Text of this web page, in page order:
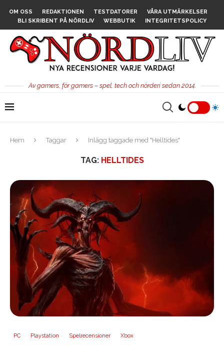
OM OSS REDAKTIONEN TESTDATORER
VÅRA UTMÄRKELSER
BLI SKRIBENT PÅ NÖRDLIV
WEBBUTIK INTEGRITETSPOLICY
Av gamers, för gamers – spel, tech och nörderi sedan 2014.
Hem Taggar Inlägg taggade med "Helltides"
TAG: HELLTIDES
PC Playstation Spelrecensioner Xbox